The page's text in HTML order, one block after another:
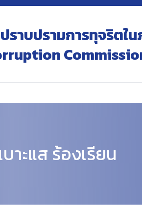
าบปรามการทุจริตใ
าะแส ร้องเรียน